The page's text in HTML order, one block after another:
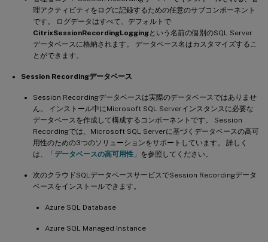
理アクティビティをログに記録するための任意のサブコンポーネント
です。 ログデータはすべて、デフォルトで
CitrixSessionRecordingLoggingという名前の個別のSQL Server
データベースに格納されます。 データベース名はカスタマイズするこ
とができます。
Session Recordingデータベース
Session Recordingデータベースは実際のデータベースではありませ
ん。 インストール中にMicrosoft SQL Serverインスタンスに必要な
データベースを作成して構成するコンポーネントです。 Session
Recordingでは、Microsoft SQL Serverに基づくデータベースの高可
用性のための3つのソリューションをサポートしています。 詳しく
は、「 データベースの高可用性 」を参照してください。
次のクラウドSQLデータベースサービスでSession Recordingデータ
ベースをインストールできます。
Azure SQL Database
Azure SQL Managed Instance